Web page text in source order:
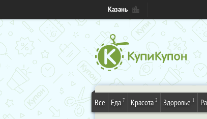
Казань
Все Еда 7 Красота 2 Здоровье 1